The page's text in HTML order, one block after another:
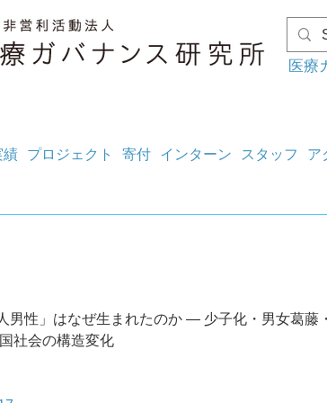
医療
績 プロジェクト 寄付 インターン スタッフ ア
男性」はなぜ生まれたのか ― 少子化・男女葛藤
社会の構造変化